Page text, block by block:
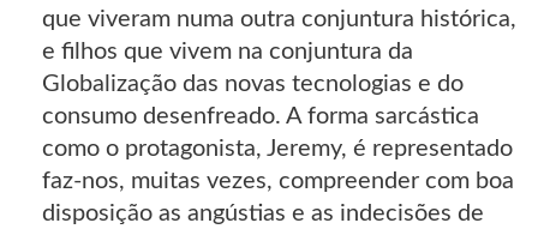
que viveram numa outra conjuntura histórica,
e filhos que vivem na conjuntura da
Globalização das novas tecnologias e do
consumo desenfreado. A forma sarcástica
como o protagonista, Jeremy, é representado
faz-nos, muitas vezes, compreender com boa
disposição as angústias e as indecisões de